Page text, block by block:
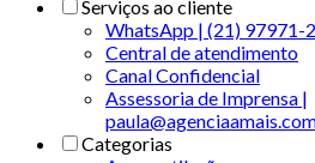
Serviços ao cliente
WhatsApp | (21) 97971-
Central de atendimento
Canal Confidencial
Assessoria de Imprensa |
Categorias